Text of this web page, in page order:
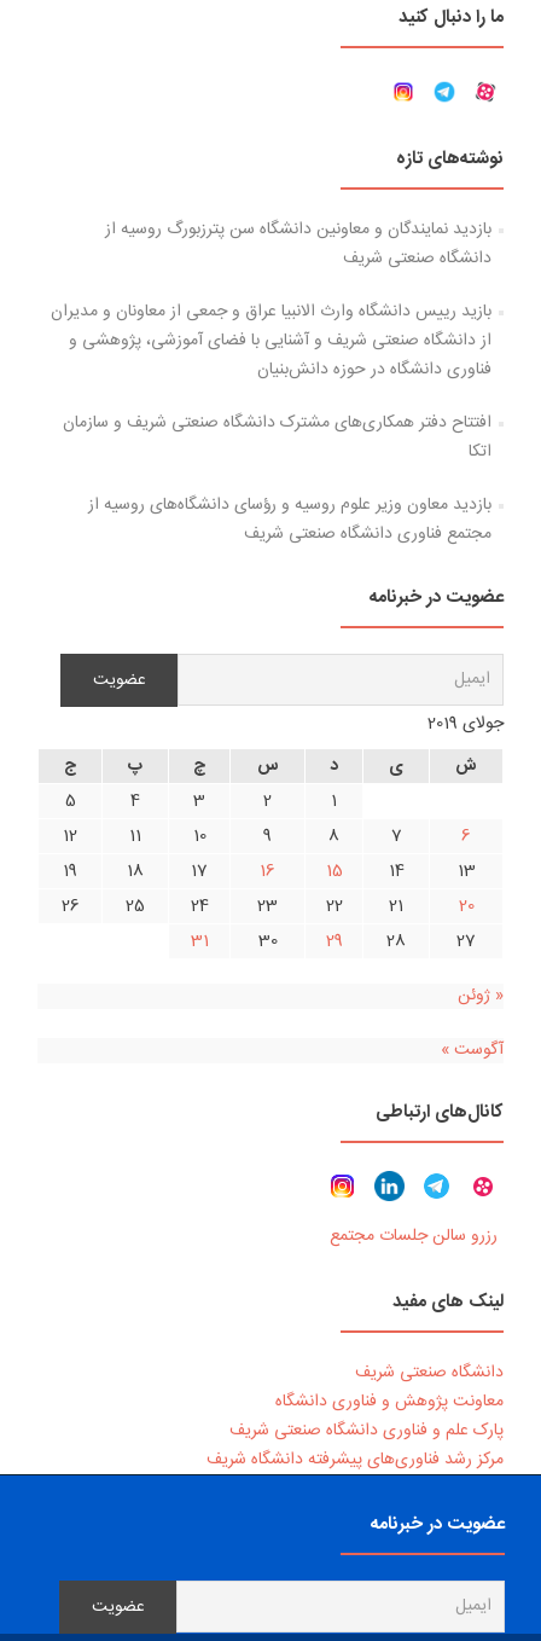
ما را دنبال کنید
نوشته‌های تازه
بازدید نمایندگان و معاونین دانشگاه سن پترزبورگ روسیه از
دانشگاه صنعتی شریف
بازید رییس دانشگاه وارث الانبیا عراق و جمعی از معاونان و مدیران
از دانشگاه صنعتی شریف و آشنایی با فضای آموزشی، پژوهشی و
فناوری دانشگاه در حوزه دانش‌بنیان
افتتاح دفتر همکاری‌های مشترک دانشگاه صنعتی شریف و سازمان
اتکا
بازدید معاون وزیر علوم روسیه و رؤسای دانشگاه‌های روسیه از
مجتمع فناوری دانشگاه صنعتی شریف
عضویت در خبرنامه
جولای 2019
ش
ی د س چ پ
ج
1
2
3
4
5
6
7
8
9
10
11
12
13
14
15
16
17
18
19
20
21
22
23
24
25
26
27
28
29
30
31
« ژوئن
آگوست »
کانال‌های ارتباطی
رزرو سالن جلسات مجتمع
لینک های مفید
دانشگاه صنعتی شریف
معاونت پژوهش و فناوری دانشگاه
پارک علم و فناوری دانشگاه صنعتی شریف
مرکز رشد فناوری‌های پیشرفته دانشگاه شریف
عضویت در خبرنامه